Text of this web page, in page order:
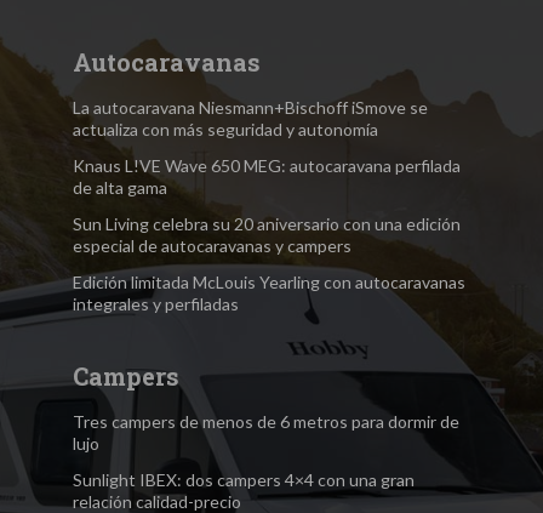
Autocaravanas
La autocaravana Niesmann+Bischoff iSmove se
actualiza con más seguridad y autonomía
Knaus L!VE Wave 650 MEG: autocaravana perfilada
de alta gama
Sun Living celebra su 20 aniversario con una edición
especial de autocaravanas y campers
Edición limitada McLouis Yearling con autocaravanas
integrales y perfiladas
Campers
Tres campers de menos de 6 metros para dormir de
lujo
Sunlight IBEX: dos campers 4×4 con una gran
relación calidad-precio